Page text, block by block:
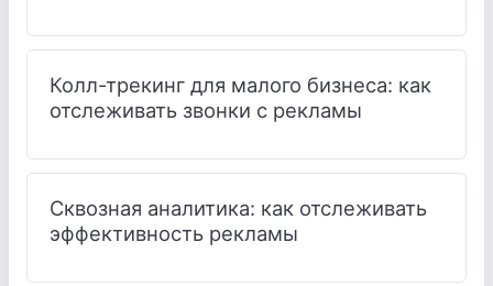
Колл-трекинг для малого бизнеса: как
отслеживать звонки с рекламы
Сквозная аналитика: как отслеживать
эффективность рекламы